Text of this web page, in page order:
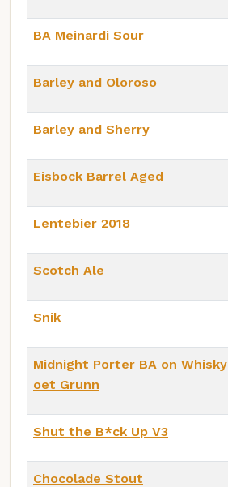
BA Meinardi Sour
Barley and Oloroso
Barley and Sherry
Eisbock Barrel Aged
Lentebier 2018
Scotch Ale
Snik
Midnight Porter BA on Whisky
oet Grunn
Shut the B*ck Up V3
Chocolade Stout